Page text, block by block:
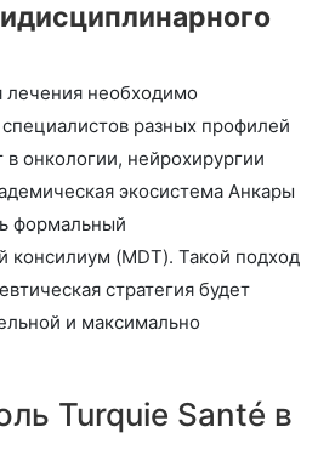
лечения необходимо
разных профилей
онкологии, нейрохирургии
экосистема Анкары
формальный
консилиум (MDT). Такой подход
стратегия будет
и максимально
Turquie Santé в